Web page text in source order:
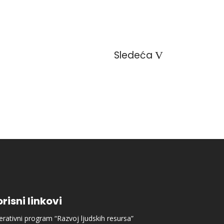
Sledeća
linkovi
program “Razvoj ljudskih resursa”